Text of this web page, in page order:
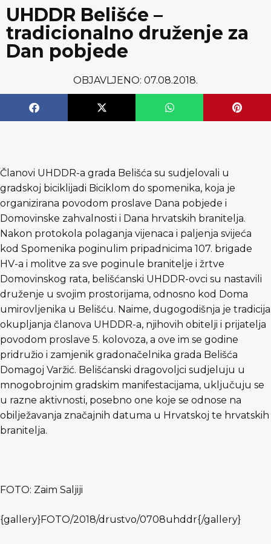
content
UHDDR Belišće –
tradicionalno druženje za
Dan pobjede
OBJAVLJENO: 07.08.2018.
Članovi UHDDR-a grada Belišća su sudjelovali u
gradskoj biciklijadi Biciklom do spomenika, koja je
organizirana povodom proslave Dana pobjede i
Domovinske zahvalnosti i Dana hrvatskih branitelja.
Nakon protokola polaganja vijenaca i paljenja svijeća
kod Spomenika poginulim pripadnicima 107. brigade
HV-a i molitve za sve poginule branitelje i žrtve
Domovinskog rata, belišćanski UHDDR-ovci su nastavili
druženje u svojim prostorijama, odnosno kod Doma
umirovljenika u Belišću. Naime, dugogodišnja je tradicija
okupljanja članova UHDDR-a, njihovih obitelji i prijatelja
povodom proslave 5. kolovoza, a ove im se godine
pridružio i zamjenik gradonačelnika grada Belišća
Domagoj Varžić. Belišćanski dragovoljci sudjeluju u
mnogobrojnim gradskim manifestacijama, uključuju se
u razne aktivnosti, posebno one koje se odnose na
obilježavanja značajnih datuma u Hrvatskoj te hrvatskih
branitelja.
FOTO: Zaim Saljiji
{gallery}FOTO/2018/drustvo/0708uhddr{/gallery}